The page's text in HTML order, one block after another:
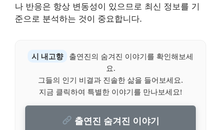
나 반응은 항상 변동성이 있으므로 최신 정보를 기
준으로 분석하는 것이 중요합니다.
시 내고향
출연진의 숨겨진 이야기를 확인해보세
요.
그들의 인기 비결과 진솔한 삶을 들어보세요.
지금 클릭하여 특별한 이야기를 만나보세요!
출연진 숨겨진 이야기